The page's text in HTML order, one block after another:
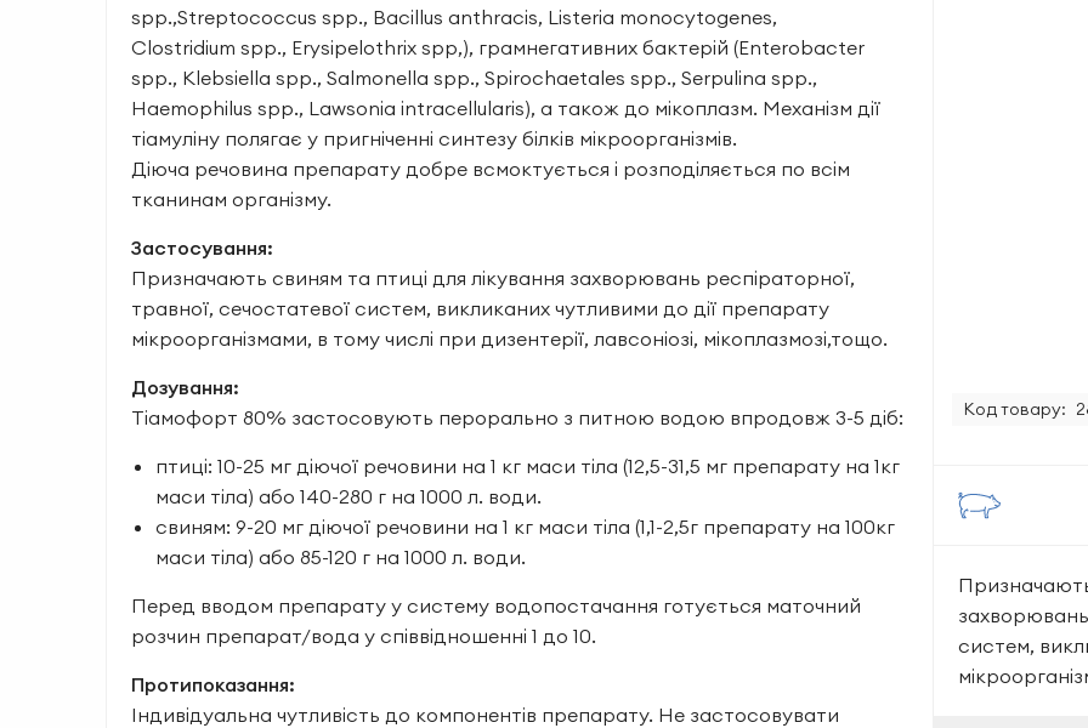
Код товару:
Призначають
систем,
spp.,Streptococcus spp., Bacillus anthracis, Listeria monocytogenes,
Clostridium spp., Erysipelothrix spp,), грамнегативних бактерій (Enterobacter
spp., Klebsiella spp., Salmonella spp., Spirochaetales spp., Serpulina spp.,
Haemophilus spp., Lawsonia intracellularis), а також до мікоплазм. Механізм дії
тіамуліну полягає у пригніченні синтезу білків мікроорганізмів.
Діюча речовина препарату добре всмоктується і розподіляється по всім
тканинам організму.
Застосування:
Призначають свиням та птиці для лікування захворювань респіраторної,
травної, сечостатевої систем, викликаних чутливими до дії препарату
мікроорганізмами, в тому числі при дизентерії, лавсоніозі, мікоплазмозі,тощо.
Дозування:
Тіамофорт 80% застосовують перорально з питною водою впродовж 3-5 діб:
птиці: 10-25 мг діючої речовини на 1 кг маси тіла (12,5-31,5 мг препарату на 1кг
маси тіла) або 140-280 г на 1000 л. води.
свиням: 9-20 мг діючої речовини на 1 кг маси тіла (1,1-2,5г препарату на 100кг
маси тіла) або 85-120 г на 1000 л. води.
Перед вводом препарату у систему водопостачання готується маточний
розчин препарат/вода у співвідношенні 1 до 10.
Протипоказання:
Індивідуальна чутливість до компонентів препарату. Не застосовувати